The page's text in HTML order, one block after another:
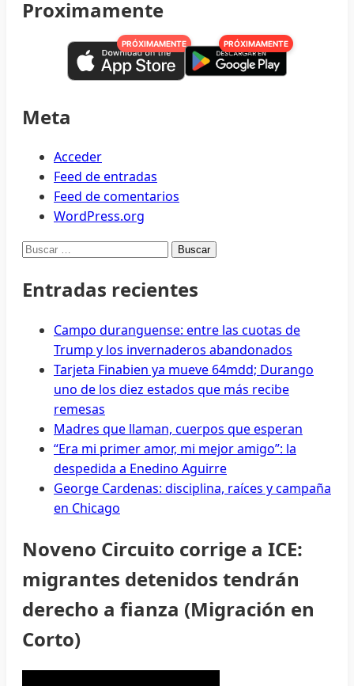
Muñoz
Albergues
todo
lo
temporada
de
lluvias:
Protección
Proximamente
PRÓXIMAMENTE PRÓXIMAMENTE
Meta
Acceder
Feed de entradas
Feed de comentarios
WordPress.org
Buscar:
Entradas recientes
Campo duranguense: entre las cuotas de
Trump y los invernaderos abandonados
Tarjeta Finabien ya mueve 64mdd; Durango
uno de los diez estados que más recibe
remesas
Madres que llaman, cuerpos que esperan
“Era mi primer amor, mi mejor amigo”: la
despedida a Enedino Aguirre
George Cardenas: disciplina, raíces y campaña
en Chicago
Noveno Circuito corrige a ICE:
migrantes detenidos tendrán
derecho a fianza (Migración en
Corto)